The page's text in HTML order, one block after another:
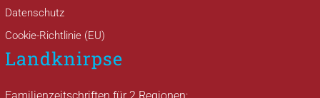
Datenschutz
Cookie-Richtlinie (EU)
Landknirpse